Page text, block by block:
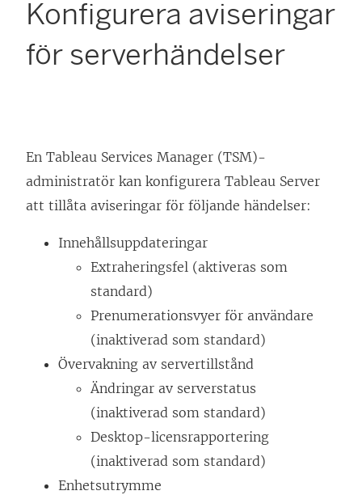
Konfigurera aviseringar
för serverhändelser
En Tableau Services Manager (TSM)-
administratör kan konfigurera Tableau Server
att tillåta aviseringar för följande händelser:
Innehållsuppdateringar
Extraheringsfel (aktiveras som
standard)
Prenumerationsvyer för användare
(inaktiverad som standard)
Övervakning av servertillstånd
Ändringar av serverstatus
(inaktiverad som standard)
Desktop-licensrapportering
(inaktiverad som standard)
Enhetsutrymme